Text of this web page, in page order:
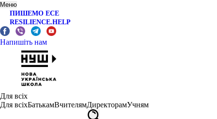
Меню
ПИШЕМО ЕСЕ
RESILIENCE.HELP
Напишіть нам
Для всіх
Для всіхБатькамВчителямДиректорамУчням